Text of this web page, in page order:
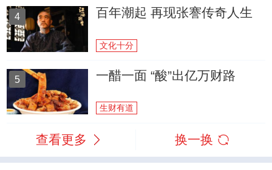
4 百年潮起 再现张謇传奇人生
文化十分
5 一醋一面 “酸”出亿万财路
生财有道
查看更多 换一换